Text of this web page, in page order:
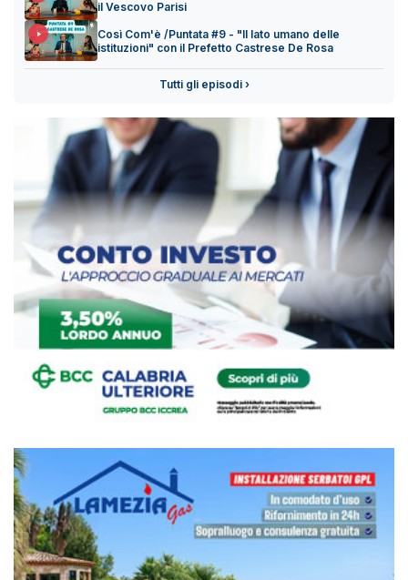
il Vescovo Parisi
Così Com'è /Puntata #9 - "Il lato umano delle
istituzioni" con il Prefetto Castrese De Rosa
Tutti gli episodi ›